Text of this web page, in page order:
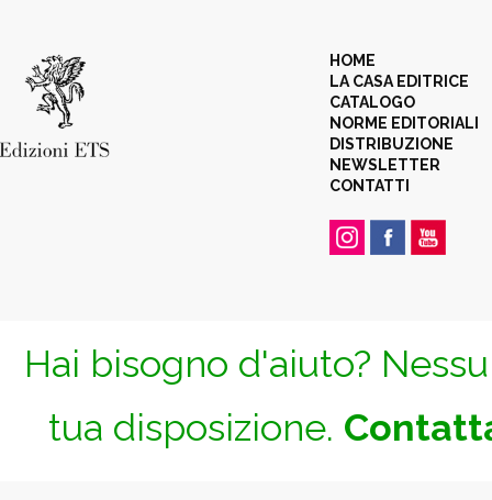
HOME
LA CASA EDITRICE
CATALOGO
NORME EDITORIALI
DISTRIBUZIONE
NEWSLETTER
CONTATTI
Hai bisogno d'aiuto?
tua disposizione.